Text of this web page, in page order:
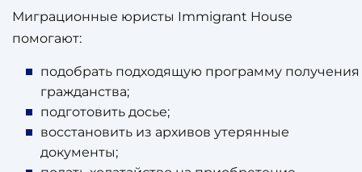
Миграционные юристы Immigrant House
помогают:
подобрать подходящую программу получения
гражданства;
подготовить досье;
восстановить из архивов утерянные
документы;